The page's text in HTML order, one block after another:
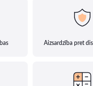
Aizsardzība pret